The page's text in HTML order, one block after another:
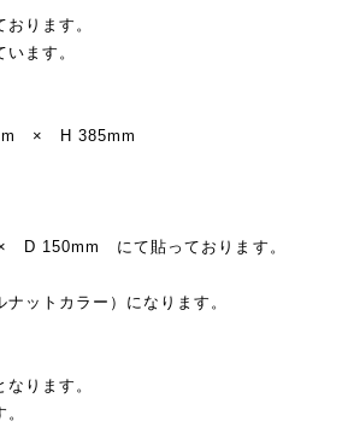
ります。
ます。
× H 385mm
D 150mm にて貼っております。
ットカラー）になります。
ります。